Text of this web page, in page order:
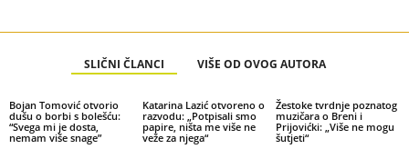
SLIČNI ČLANCI VIŠE OD OVOG AUTORA
Bojan Tomović otvorio
dušu o borbi s bolešću:
“Svega mi je dosta,
nemam više snage”
Katarina Lazić otvoreno o
razvodu: „Potpisali smo
papire, ništa me više ne
veže za njega“
Žestoke tvrdnje poznatog
muzičara o Breni i
Prijovićki: „Više ne mogu
šutjeti“